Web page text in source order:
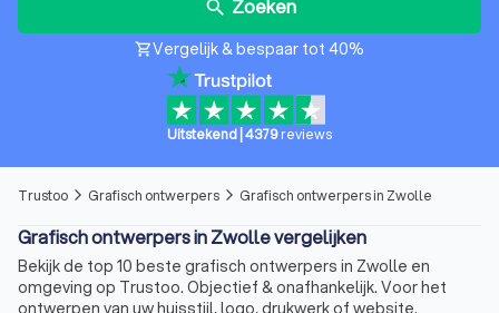
search Zoeken
shopping_cartVergelijk & bespaar tot 40%
Uitstekend 4379reviews
Trustoo arrow_forward_ios Grafisch ontwerpers arrow_forward_ios Grafisch ontwerpers in Zwolle
Grafisch ontwerpers in Zwolle vergelijken
Bekijk de top 10 beste grafisch ontwerpers in Zwolle en
omgeving op Trustoo. Objectief & onafhankelijk. Voor het
ontwerpen van uw huisstijl, logo, drukwerk of website.